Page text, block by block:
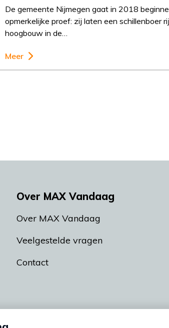
De gemeente Nijmegen gaat in 2018
opmerkelijke proef: zij laten een schillenboer
hoogbouw in de…
Meer
Over MAX Vandaag
Over MAX Vandaag
Veelgestelde vragen
Contact